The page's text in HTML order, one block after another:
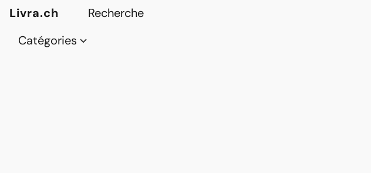
Livra.ch
Catégories